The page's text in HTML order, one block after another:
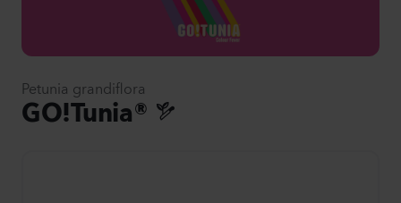
Petunia grandiflora
GO!Tunia®